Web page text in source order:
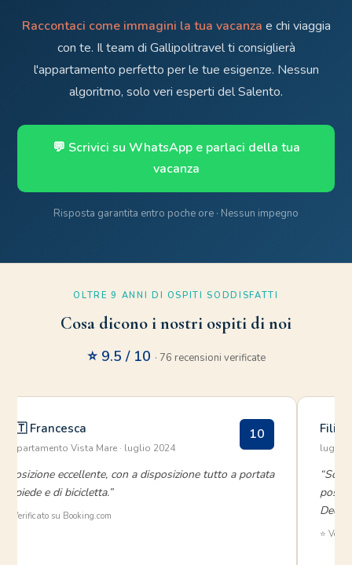
Raccontaci come immagini la tua vacanza e chi viaggia
con te. Il team di Gallipolitravel ti consiglierà
l'appartamento perfetto per le tue esigenze. Nessun
algoritmo, solo veri esperti del Salento.
💬 Scrivici su WhatsApp e parlaci della tua
vacanza
Risposta garantita entro poche ore · Nessun impegno
OLTRE 9 ANNI DI OSPITI SODDISFATTI
Cosa dicono i nostri ospiti di noi
⭐ 9.5 / 10 · 76 recensioni verificate
🇮🇹 Francesca
Appartamento Vista Mare · luglio 2024
10
“Posizione eccellente, con a disposizione tutto a portata
di piede e di bicicletta.”
✅ Verificato su Booking.com
luglio
⭐